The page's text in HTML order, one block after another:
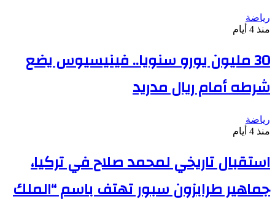
رياضة
منذ 4 أيام
30 مليون يورو سنويا.. فينيسيوس يضع
شرطه أمام ريال مدريد
رياضة
منذ 4 أيام
استقبال تاريخي لمحمد صلاح في تركيا،
جماهير طرابزون سبور تهتف باسم “الملك